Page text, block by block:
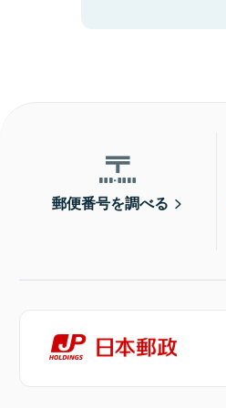
郵便番号を調べる